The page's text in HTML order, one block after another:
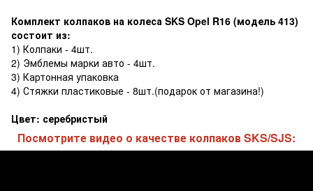
Комплект колпаков на колеса SKS Opel R16 (модель 413)
состоит из:
1) Колпаки - 4шт.
2) Эмблемы марки авто - 4шт.
3) Картонная упаковка
4) Стяжки пластиковые - 8шт.(подарок от магазина!)
Цвет: серебристый
Посмотрите видео о качестве колпаков SKS/SJS: